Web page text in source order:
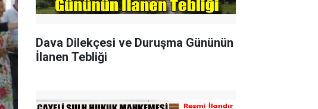
Dava Dilekçesi ve Duruşma Gününün
İlanen Tebliği